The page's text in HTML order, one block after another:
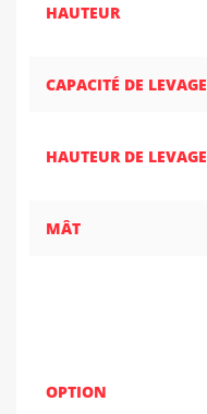
HAUTEUR
CAPACITÉ DE LEVAGE
HAUTEUR DE LEVAGE
MÂT
OPTION